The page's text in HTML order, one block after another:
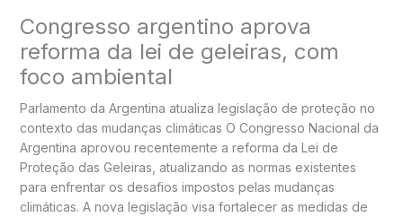
Congresso argentino aprova
reforma da lei de geleiras, com
foco ambiental
Parlamento da Argentina atualiza legislação de proteção no
contexto das mudanças climáticas O Congresso Nacional da
Argentina aprovou recentemente a reforma da Lei de
Proteção das Geleiras, atualizando as normas existentes
para enfrentar os desafios impostos pelas mudanças
climáticas. A nova legislação visa fortalecer as medidas de